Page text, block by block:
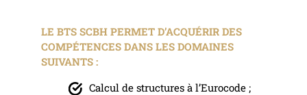
LE BTS SCBH PERMET D’ACQUÉRIR DES
COMPÉTENCES DANS LES DOMAINES
SUIVANTS :
Calcul de structures à l’Eurocode ;